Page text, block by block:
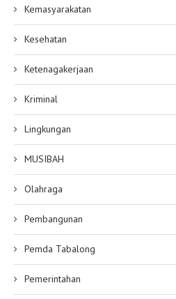
Kemasyarakatan
Kesehatan
Ketenagakerjaan
Kriminal
Lingkungan
MUSIBAH
Olahraga
Pembangunan
Pemda Tabalong
Pemerintahan